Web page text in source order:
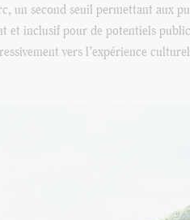
un second seuil permettant aux
et inclusif pour de potentiels
vers l’expérience